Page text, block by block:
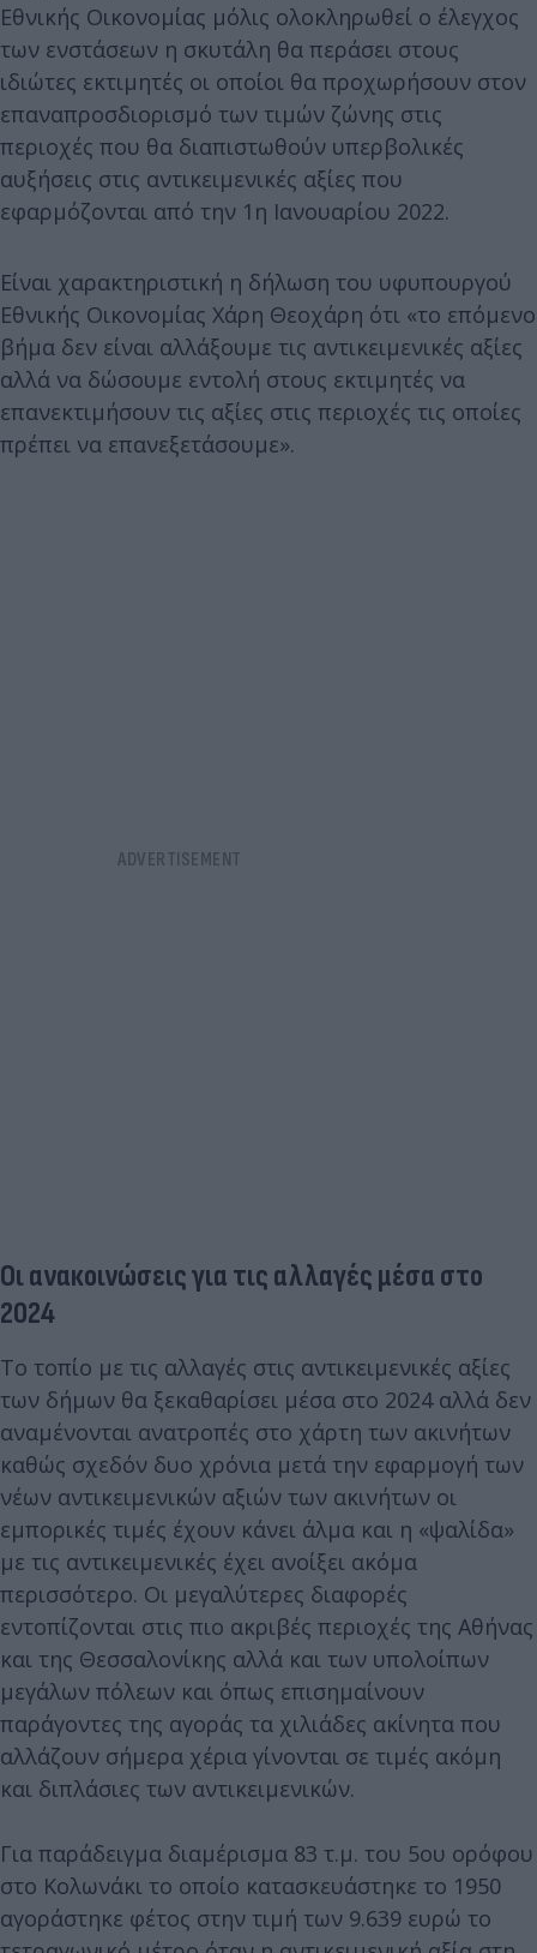
Εθνικής Οικονομίας μόλις ολοκληρωθεί ο έλεγχος
των ενστάσεων η σκυτάλη θα περάσει στους
ιδιώτες εκτιμητές οι οποίοι θα προχωρήσουν στον
επαναπροσδιορισμό των τιμών ζώνης στις
περιοχές που θα διαπιστωθούν υπερβολικές
αυξήσεις στις αντικειμενικές αξίες που
εφαρμόζονται από την 1η Ιανουαρίου 2022.
Είναι χαρακτηριστική η δήλωση του υφυπουργού
Εθνικής Οικονομίας Χάρη Θεοχάρη ότι «το επόμενο
βήμα δεν είναι αλλάξουμε τις αντικειμενικές αξίες
αλλά να δώσουμε εντολή στους εκτιμητές να
επανεκτιμήσουν τις αξίες στις περιοχές τις οποίες
πρέπει να επανεξετάσουμε».
Οι ανακοινώσεις για τις αλλαγές μέσα στο
2024
Το τοπίο με τις αλλαγές στις αντικειμενικές αξίες
των δήμων θα ξεκαθαρίσει μέσα στο 2024 αλλά δεν
αναμένονται ανατροπές στο χάρτη των ακινήτων
καθώς σχεδόν δυο χρόνια μετά την εφαρμογή των
νέων αντικειμενικών αξιών των ακινήτων οι
εμπορικές τιμές έχουν κάνει άλμα και η «ψαλίδα»
με τις αντικειμενικές έχει ανοίξει ακόμα
περισσότερο. Οι μεγαλύτερες διαφορές
εντοπίζονται στις πιο ακριβές περιοχές της Αθήνας
και της Θεσσαλονίκης αλλά και των υπολοίπων
μεγάλων πόλεων και όπως επισημαίνουν
παράγοντες της αγοράς τα χιλιάδες ακίνητα που
αλλάζουν σήμερα χέρια γίνονται σε τιμές ακόμη
και διπλάσιες των αντικειμενικών.
Για παράδειγμα διαμέρισμα 83 τ.μ. του 5ου ορόφου
στο Κολωνάκι το οποίο κατασκευάστηκε το 1950
αγοράστηκε φέτος στην τιμή των 9.639 ευρώ το